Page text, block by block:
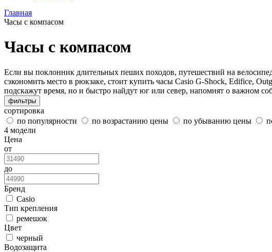
Главная
Часы с компасом
Часы с компасом
Если вы поклонник длительных пеших походов, путешествий на
сэкономить место в рюкзаке, стоит купить часы Casio G-Shock, Edifice,
подскажут время, но и быстро найдут юг или север, напомнят о важном
фильтры
сортировка
по популярности
по возрастанию цены по убыванию цены
4 модели
Цена
от
до
Бренд
Casio
Тип крепления
ремешок
Цвет
черный
Водозащита